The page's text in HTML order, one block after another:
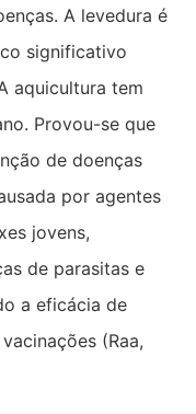
A levedura é
significativo
aquicultura tem
Provou-se que
de doenças
por agentes
jovens,
de parasitas e
a eficácia de
(Raa,